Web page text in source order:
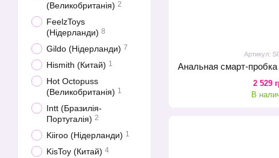
Артикул:
2 529
В
(Великобританія) 2
FeelzToys
(Нідерланди) 8
Gildo (Нідерланди) 7
Hismith (Китай) 1
Hot Octopuss
(Великобританія) 1
Intt (Бразилія-
Португалія) 2
Kiiroo (Нідерланди) 1
KisToy (Китай) 4